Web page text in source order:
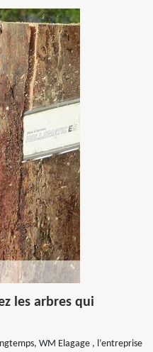
les arbres qui
WM Elagage , l’entreprise